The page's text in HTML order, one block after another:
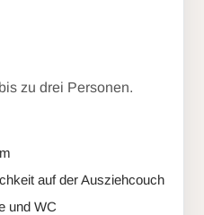
zu drei Personen.
auf der Ausziehcouch
und WC